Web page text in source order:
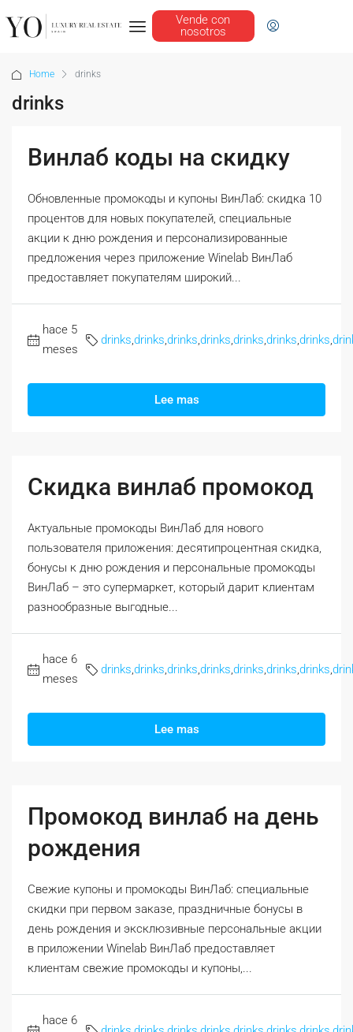
Vende con
nosotros
Home drinks
drinks
Винлаб коды на скидку
Обновленные промокоды и купоны ВинЛаб: скидка 10
процентов для новых покупателей, специальные
акции к дню рождения и персонализированные
предложения через приложение Winelab ВинЛаб
предоставляет покупателям широкий...
hace 5
meses
drinks drinks drinks drinks drinks drinks drinks
Lee mas
Скидка винлаб промокод
Актуальные промокоды ВинЛаб для нового
пользователя приложения: десятипроцентная скидка,
бонусы к дню рождения и персональные промокоды
ВинЛаб – это супермаркет, который дарит клиентам
разнообразные выгодные...
hace 6
meses
drinks drinks drinks drinks drinks drinks drinks
Lee mas
Промокод винлаб на день
рождения
Свежие купоны и промокоды ВинЛаб: специальные
скидки при первом заказе, праздничные бонусы в
день рождения и эксклюзивные персональные акции
в приложении Winelab ВинЛаб предоставляет
клиентам свежие промокоды и купоны,...
hace 6